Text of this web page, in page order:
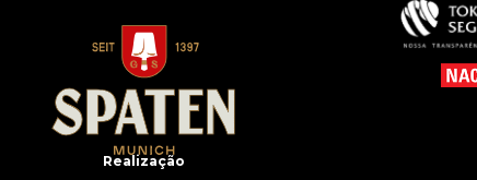
Realização